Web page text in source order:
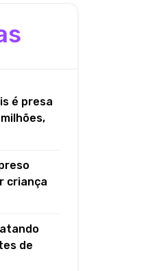
é presa
criança
de